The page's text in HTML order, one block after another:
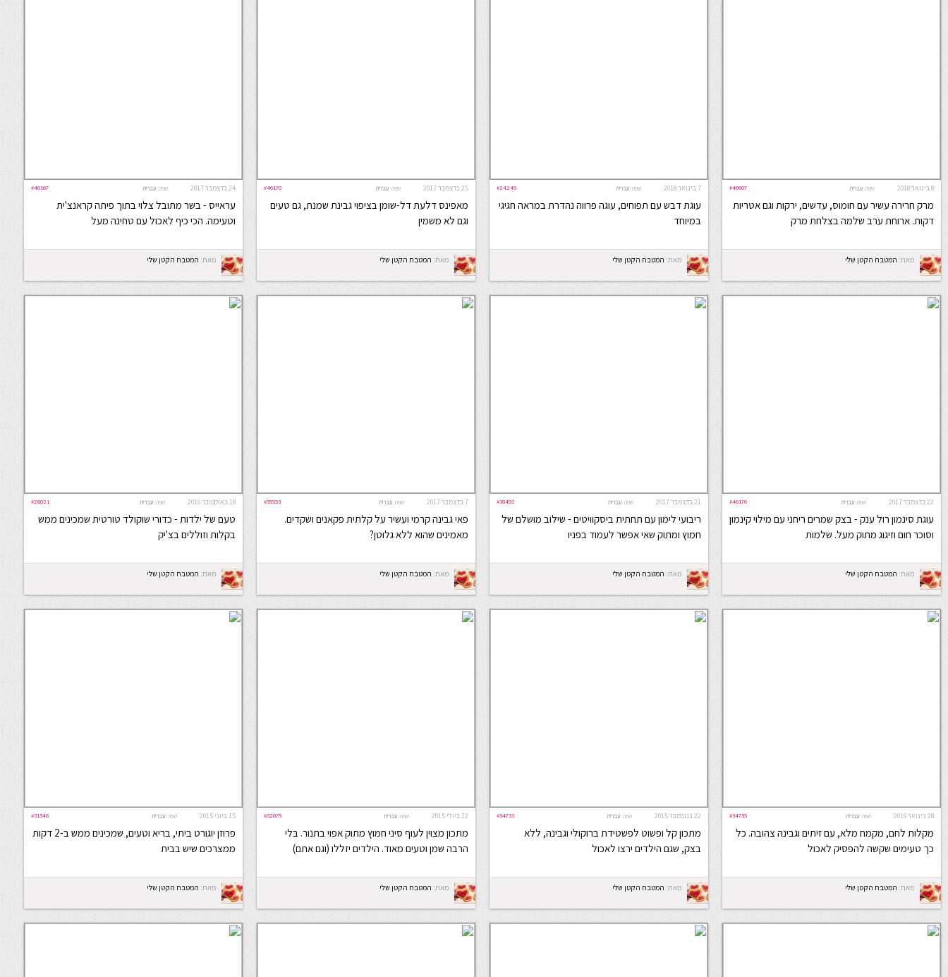
8 בינואר 2018 #46607 שפה: עברית
מרק חרירה עשיר עם חומוס, עדשים, ירקות וגם אטריות
דקות. ארוחת ערב שלמה בצלחת מרק
מאת: המטבח הקטן שלי
7 בינואר 2018 #24245 שפה: עברית
עוגת דבש עם תפוחים, עוגה פרווה נהדרת במראה חגיגי
במיוחד
מאת: המטבח הקטן שלי
25 בדצמבר 2017 #46170 שפה: עברית
מאפינס דלעת דל-שומן בציפוי גבינת שמנת, גם טעים
וגם לא משמין
מאת: המטבח הקטן שלי
24 בדצמבר 2017 #46167 שפה: עברית
עראייס - בשר מתובל צלוי בתוך פיתה קראנצ'ית
וטעימה. הכי כיף לאכול עם טחינה מעל
מאת: המטבח הקטן שלי
22 בדצמבר 2017 #46176 שפה: עברית
עוגת סינמון רול ענק - בצק שמרים ריחני עם מילוי קינמון
וסוכר חום וזיגוג מתוק מעל. שלמות
מאת: המטבח הקטן שלי
21 בדצמבר 2017 #38492 שפה: עברית
ריבועי לימון עם תחתית ביסקוויטים - שילוב מושלם של
חמוץ ומתוק שאי אפשר לעמוד בפניו
מאת: המטבח הקטן שלי
7 בדצמבר 2017 #39553 שפה: עברית
פאי גבינה קרמי ועשיר על קלתית פקאנים ושקדים.
מאמינים שהוא ללא גלוטן?
מאת: המטבח הקטן שלי
18 באוקטובר 2016 #26021 שפה: עברית
טעם של ילדות - כדורי שוקולד טורטית שמכינים ממש
בקלות וזוללים בצ'יק
מאת: המטבח הקטן שלי
28 בינואר 2016 #34735 שפה: עברית
מקלות לחם, מקמח מלא, עם זיתים וגבינה צהובה. כל
כך טעימים שקשה להפסיק לאכול
מאת: המטבח הקטן שלי
22 בנובמבר 2015 #34733 שפה: עברית
מתכון קל ופשוט לפשטידת ברוקולי וגבינה, ללא
בצק, שגם הילדים ירצו לאכול
מאת: המטבח הקטן שלי
22 ביולי 2015 #32079 שפה: עברית
מתכון מצוין לעוף סיני חמוץ מתוק אפוי בתנור. בלי
הרבה שמן וטעים מאוד. הילדים יזללו (וגם אתם)
מאת: המטבח הקטן שלי
15 ביוני 2015 #31346 שפה: עברית
פרוזן יוגורט ביתי, בריא וטעים, שמכינים ממש ב-2 דקות
ממצרכים שיש בבית
מאת: המטבח הקטן שלי